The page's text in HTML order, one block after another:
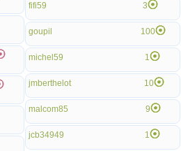
fifi59 3
goupil 100
michel59 1
jmberthelot 10
malcom85 9
jcb34949 1